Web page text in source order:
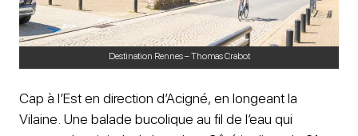
Destination Rennes – Thomas Crabot
Cap à l’Est en direction d’Acigné, en longeant la
Vilaine. Une balade bucolique au fil de l’eau qui